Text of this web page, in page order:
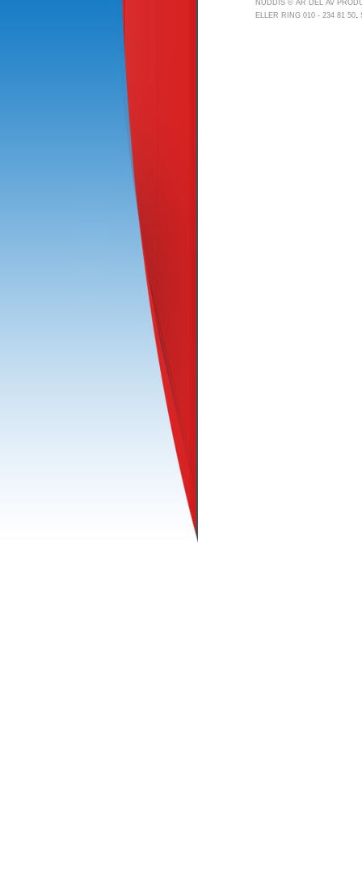
NUDDIS © ÄR DEL AV
ELLER RING 010 - 234 81 50.